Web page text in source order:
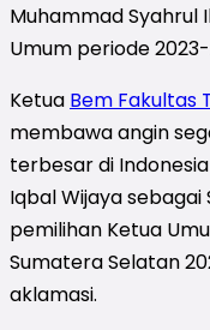
Muhammad Syahrul
Umum periode
Ketua Bem Fakultas
membawa angin
terbesar di
Iqbal Wijaya
pemilihan Ketua
Sumatera Selatan
aklamasi.